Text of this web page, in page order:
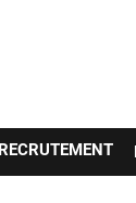
RECRUTEMENT